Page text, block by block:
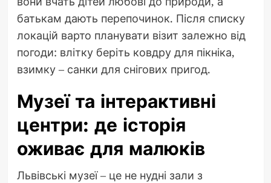
батькам дають перепочинок. Після списку
локацій варто планувати візит залежно від
погоди: влітку беріть ковдру для пікніка,
взимку – санки для снігових пригод.
Музеї та інтерактивні
центри: де історія
оживає для малюків
Львівські музеї – це не нудні зали з